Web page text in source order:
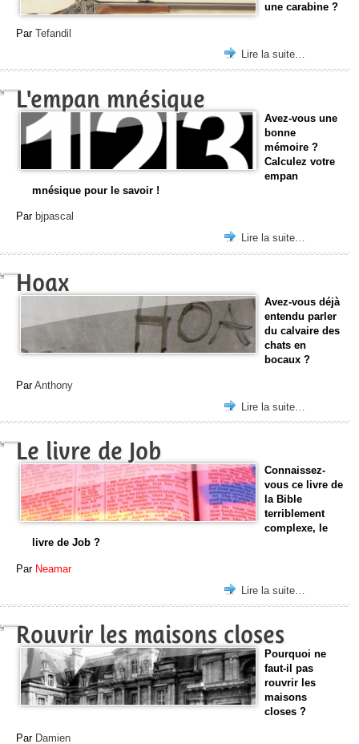
une carabine ?
Par Tefandil
Lire la suite…
L'empan mnésique
Avez-vous une
bonne
mémoire ?
Calculez votre
empan
mnésique pour le savoir !
Par bjpascal
Lire la suite…
Hoax
Avez-vous déjà
entendu parler
du calvaire des
chats en
bocaux ?
ParAnthony
Lire la suite…
Le livre de Job
Connaissez-
vous ce livre de
la Bible
terriblement
complexe, le
livre de Job ?
Par Neamar
Lire la suite…
Rouvrir les maisons closes
Pourquoi ne
faut-il pas
rouvrir les
maisons
closes ?
Par Damien